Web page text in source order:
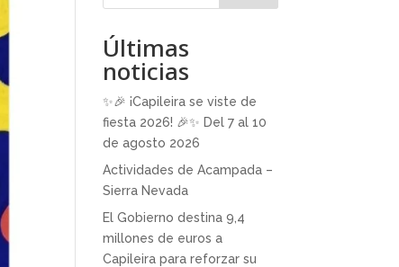
Últimas
noticias
✨🎉 ¡Capileira se viste de
fiesta 2026! 🎉✨ Del 7 al 10
de agosto 2026
Actividades de Acampada –
Sierra Nevada
El Gobierno destina 9,4
millones de euros a
Capileira para reforzar su